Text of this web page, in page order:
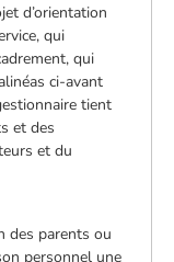
d’orientation
qui
qui
ci-avant
tient
et des
et du
des parents ou
personnel une